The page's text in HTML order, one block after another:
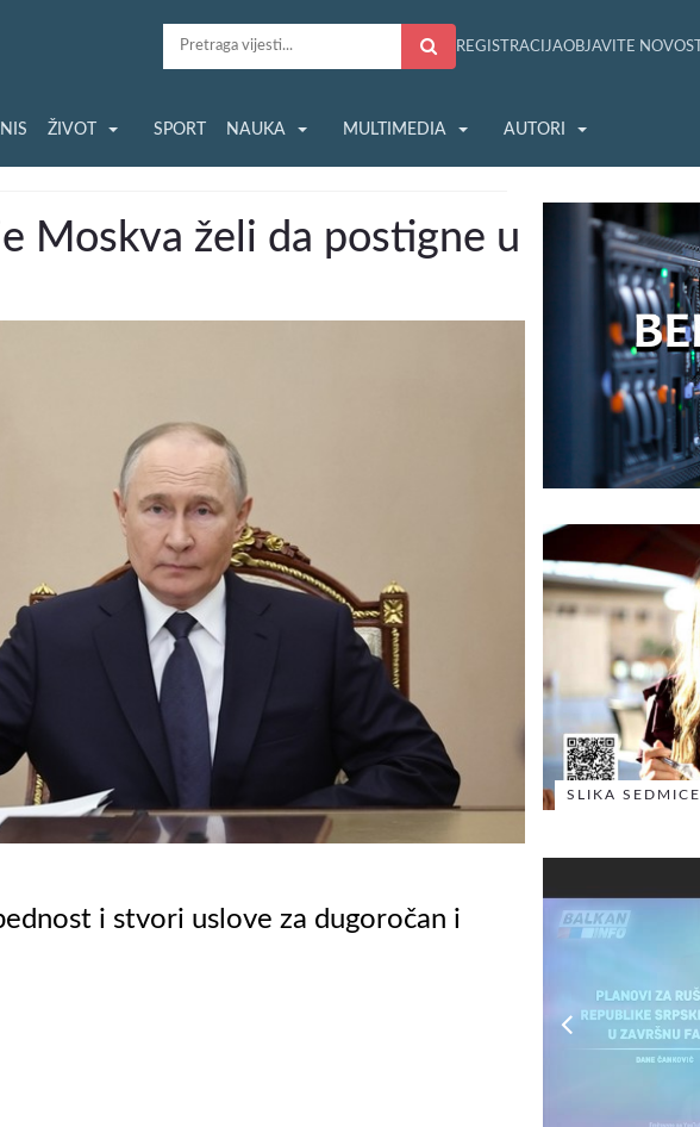
REGISTRACIJAOBJAVITE NOVOST
ŽIVOT SPORT NAUKA MULTIMEDIA AUTORI
Moskva želi da postigne u
i stvori uslove za dugoročan i
SLIKA SEDMICE